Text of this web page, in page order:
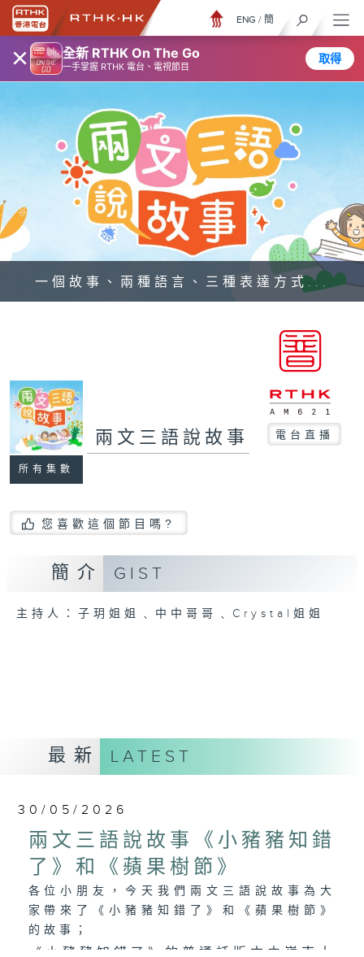
× 全新 RTHK On The Go
一手掌握 RTHK 電台、電視節目
取得
ENG / 簡
一個故事、兩種語言、三種表達方式...
所有集數
兩文三語說故事 電台直播
您喜歡這個節目嗎?
簡介 GIST
主持人：子玥姐姐﹑中中哥哥﹑Crystal姐姐
最新 LATEST
30/05/2026
兩文三語說故事《小豬豬知錯
了》和《蘋果樹節》
各位小朋友，今天我們兩文三語說故事為大
家帶來了《小豬豬知錯了》和《蘋果樹節》
的故事；
《小豬豬知錯了》的普通話版本由嶺南大